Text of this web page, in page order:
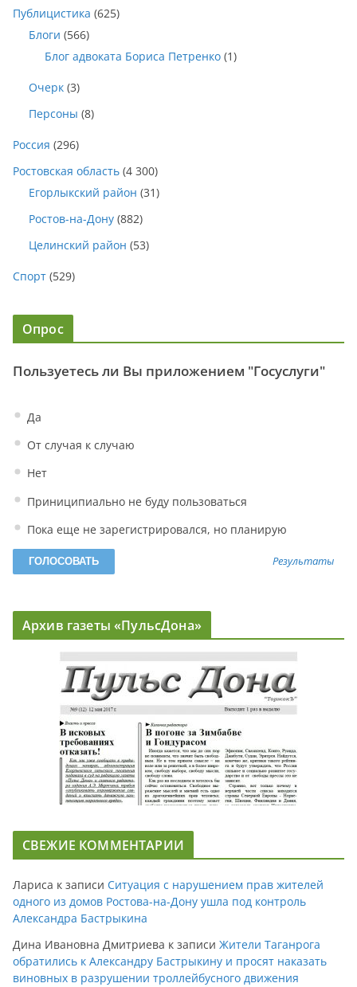
Публицистика (625)
Блоги (566)
Блог адвоката Бориса Петренко (1)
Очерк (3)
Персоны (8)
Россия (296)
Ростовская область (4 300)
Егорлыкский район (31)
Ростов-на-Дону (882)
Целинский район (53)
Спорт (529)
Опрос
Пользуетесь ли Вы приложением "Госуслуги"
Да
От случая к случаю
Нет
Приниципиально не буду пользоваться
Пока еще не зарегистрировался, но планирую
Результаты
Архив газеты «ПульсДона»
СВЕЖИЕ КОММЕНТАРИИ
Лариса к записи Ситуация с нарушением прав жителей
одного из домов Ростова-на-Дону ушла под контроль
Александра Бастрыкина
Дина Ивановна Дмитриева к записи Жители Таганрога
обратились к Александру Бастрыкину и просят наказать
виновных в разрушении троллейбусного движения